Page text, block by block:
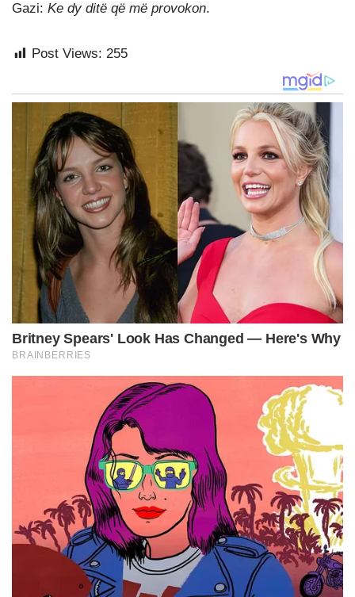
Gazi: Ke dy ditë që më provokon.
Post Views: 255